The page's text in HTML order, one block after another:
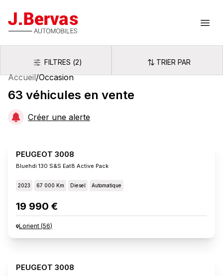
J.Bervas
FiltresFILTRES (2) Trier par
TRIER PAR
Accueil/Occasion
63 véhicules en vente
Créer une alerte
PEUGEOT 3008
Bluehdi 130 S&s Eat8 Active Pack
2023 67 000 Km Diesel Automatique
19 990 €
Lorient (56)
PEUGEOT 3008